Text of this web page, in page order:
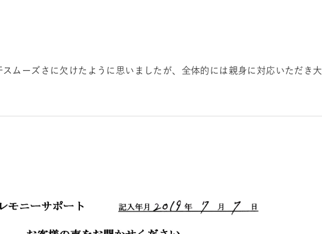
ムーズさに欠けたように思いましたが、全体的には親身に対応いただき大